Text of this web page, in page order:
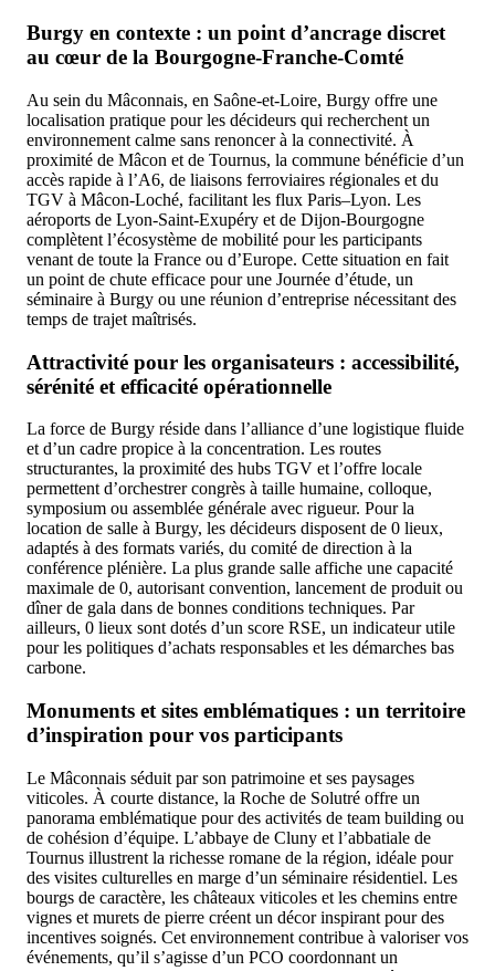
Burgy en contexte : un point d’ancrage discret
au cœur de la Bourgogne-Franche-Comté
Au sein du Mâconnais, en Saône-et-Loire, Burgy offre une
localisation pratique pour les décideurs qui recherchent un
environnement calme sans renoncer à la connectivité. À
proximité de Mâcon et de Tournus, la commune bénéficie d’un
accès rapide à l’A6, de liaisons ferroviaires régionales et du
TGV à Mâcon-Loché, facilitant les flux Paris–Lyon. Les
aéroports de Lyon-Saint-Exupéry et de Dijon-Bourgogne
complètent l’écosystème de mobilité pour les participants
venant de toute la France ou d’Europe. Cette situation en fait
un point de chute efficace pour une Journée d’étude, un
séminaire à Burgy ou une réunion d’entreprise nécessitant des
temps de trajet maîtrisés.
Attractivité pour les organisateurs : accessibilité,
sérénité et efficacité opérationnelle
La force de Burgy réside dans l’alliance d’une logistique fluide
et d’un cadre propice à la concentration. Les routes
structurantes, la proximité des hubs TGV et l’offre locale
permettent d’orchestrer congrès à taille humaine, colloque,
symposium ou assemblée générale avec rigueur. Pour la
location de salle à Burgy, les décideurs disposent de 0 lieux,
adaptés à des formats variés, du comité de direction à la
conférence plénière. La plus grande salle affiche une capacité
maximale de 0, autorisant convention, lancement de produit ou
dîner de gala dans de bonnes conditions techniques. Par
ailleurs, 0 lieux sont dotés d’un score RSE, un indicateur utile
pour les politiques d’achats responsables et les démarches bas
carbone.
Monuments et sites emblématiques : un territoire
d’inspiration pour vos participants
Le Mâconnais séduit par son patrimoine et ses paysages
viticoles. À courte distance, la Roche de Solutré offre un
panorama emblématique pour des activités de team building ou
de cohésion d’équipe. L’abbaye de Cluny et l’abbatiale de
Tournus illustrent la richesse romane de la région, idéale pour
des visites culturelles en marge d’un séminaire résidentiel. Les
bourgs de caractère, les châteaux viticoles et les chemins entre
vignes et murets de pierre créent un décor inspirant pour des
incentives soignés. Cet environnement contribue à valoriser vos
événements, qu’il s’agisse d’un PCO coordonnant un